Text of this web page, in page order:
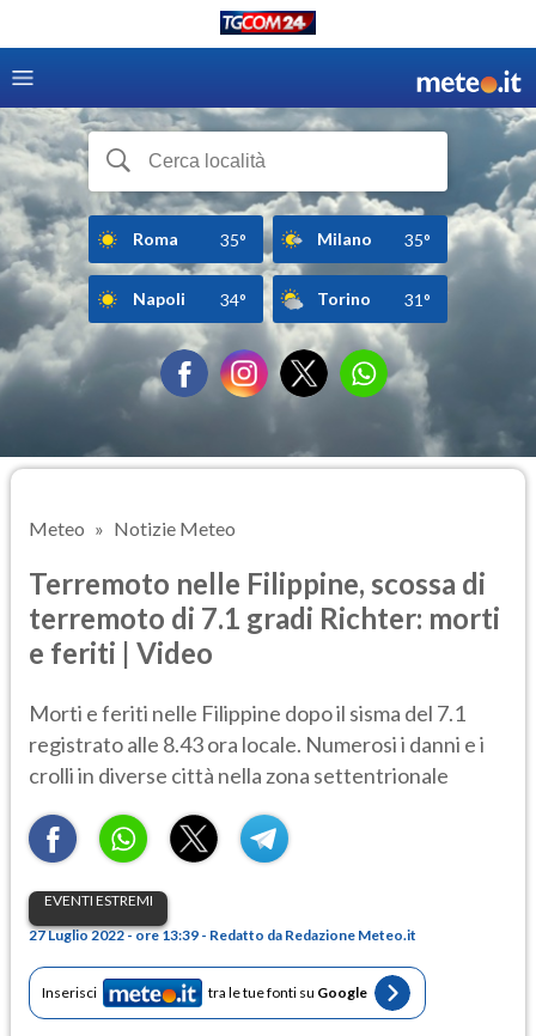
Roma 35° Milano 35°
Napoli 34° Torino 31°
Meteo Notizie Meteo
Terremoto nelle Filippine, scossa di
terremoto di 7.1 gradi Richter: morti
e feriti | Video
Morti e feriti nelle Filippine dopo il sisma del 7.1
registrato alle 8.43 ora locale. Numerosi i danni e i
crolli in diverse città nella zona settentrionale
EVENTI ESTREMI
27 Luglio 2022 - ore 13:39 - Redatto da Redazione Meteo.it
Inserisci tra le tue fonti su Google